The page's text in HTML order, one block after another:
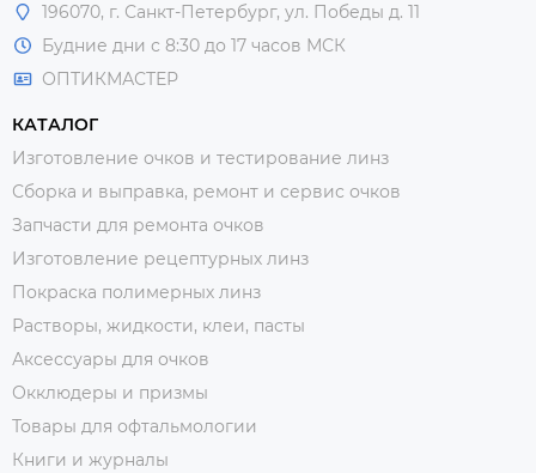
196070, г. Санкт-Петербург, ул. Победы д. 11
Будние дни с 8:30 до 17 часов МСК
ОПТИКМАСТЕР
КАТАЛОГ
Изготовление очков и тестирование линз
Сборка и выправка, ремонт и сервис очков
Запчасти для ремонта очков
Изготовление рецептурных линз
Покраска полимерных линз
Растворы, жидкости, клеи, пасты
Аксессуары для очков
Окклюдеры и призмы
Товары для офтальмологии
Книги и журналы